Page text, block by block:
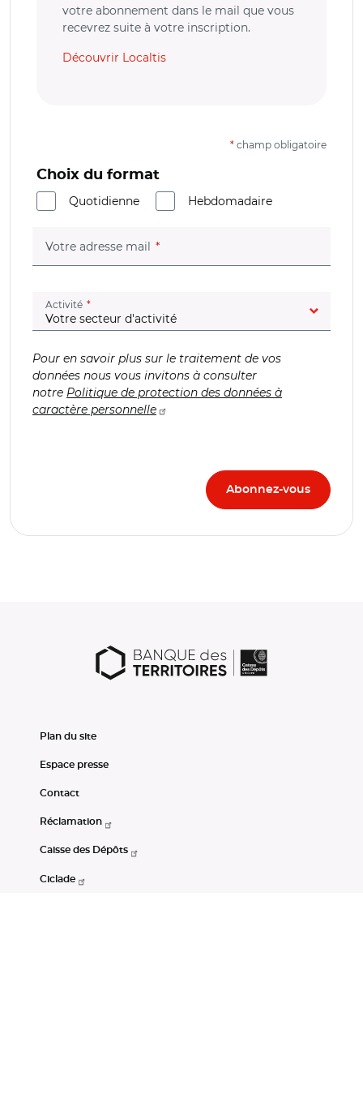
votre abonnement dans le mail que vous
recevrez suite à votre inscription.
Découvrir Localtis
* champ obligatoire
Choix du format
Quotidienne
Hebdomadaire
Votre adresse mail (champ obligatoire)
Activité (champ obligatoire)
Pour en savoir plus sur le traitement de vos
données nous vous invitons à consulter
notre Politique de protection des données à
caractère personnelle
Plan du site
Espace presse
Contact
Réclamation
Caisse des Dépôts
Ciclade